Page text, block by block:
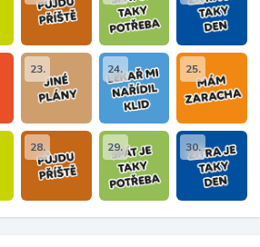
23. 24. 25.
28. 29. 30.